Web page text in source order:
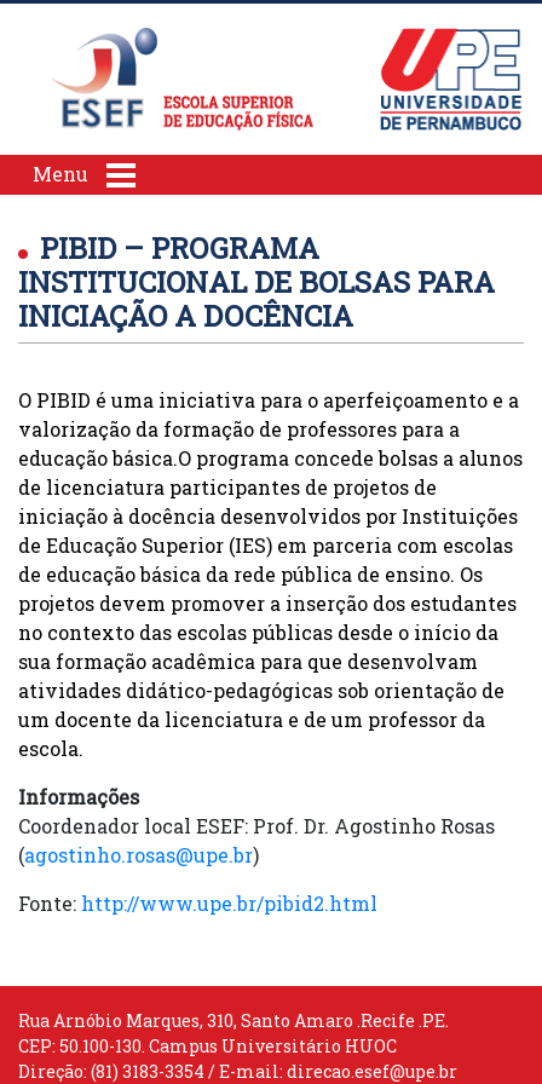
Menu
PIBID – PROGRAMA
INSTITUCIONAL DE BOLSAS PARA
INICIAÇÃO A DOCÊNCIA
O PIBID é uma iniciativa para o aperfeiçoamento e a
valorização da formação de professores para a
educação básica.O programa concede bolsas a alunos
de licenciatura participantes de projetos de
iniciação à docência desenvolvidos por Instituições
de Educação Superior (IES) em parceria com escolas
de educação básica da rede pública de ensino. Os
projetos devem promover a inserção dos estudantes
no contexto das escolas públicas desde o início da
sua formação acadêmica para que desenvolvam
atividades didático-pedagógicas sob orientação de
um docente da licenciatura e de um professor da
escola.
Informações
Coordenador local ESEF: Prof. Dr. Agostinho Rosas
(agostinho.rosas@upe.br)
Fonte: http://www.upe.br/pibid2.html
Rua Arnóbio Marques, 310, Santo Amaro .Recife .PE.
CEP: 50.100-130. Campus Universitário HUOC
Direção: (81) 3183-3354 / E-mail: direcao.esef@upe.br